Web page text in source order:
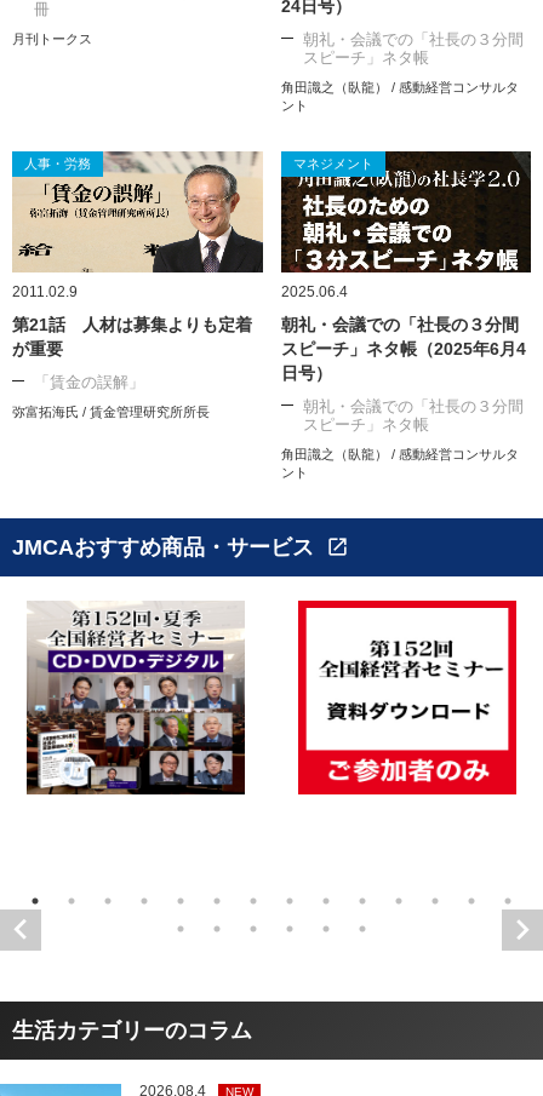
冊
月刊トークス
24日号）
朝礼・会議での「社長の３分間
スピーチ」ネタ帳
角田識之（臥龍） / 感動経営コンサルタ
ント
人事・労務
2011.02.9
第21話 人材は募集よりも定着
が重要
「賃金の誤解」
弥富拓海氏 / 賃金管理研究所所長
マネジメント
2025.06.4
朝礼・会議での「社長の３分間
スピーチ」ネタ帳（2025年6月4
日号）
朝礼・会議での「社長の３分間
スピーチ」ネタ帳
角田識之（臥龍） / 感動経営コンサルタ
ント
JMCAおすすめ商品・サービス open_in_new
生活カテゴリーのコラム
2026.08.4 NEW